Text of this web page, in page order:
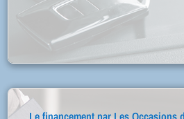
Le financement par Les Occasions